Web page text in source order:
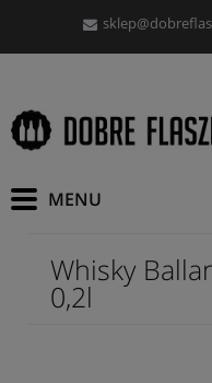
Whisky
0,2l